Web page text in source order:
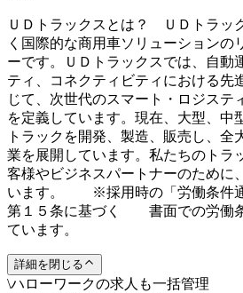
ＵＤトラックスとは？ ＵＤトラッ
く国際的な商用車ソリューションの
ーです。ＵＤトラックスでは、自動
ティ、コネクティビティにおける先
じて、次世代のスマート・ロジステ
を定義しています。現在、大型、中
トラックを開発、製造、販売し、全
業を展開しています。私たちのトラ
客様やビジネスパートナーのために
います。 ※採用時の「労働条件通
第１５条に基づく 書面での労働
ています。
詳細を閉じる
\ハローワークの求人も一括管理